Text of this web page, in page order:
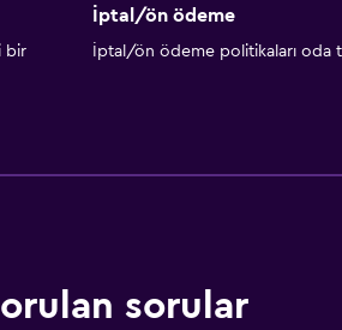
Restoranlar
Sağlık ve güvenlik
bir
İptal/ön ödeme
İptal/ön ödeme politikaları
sorular